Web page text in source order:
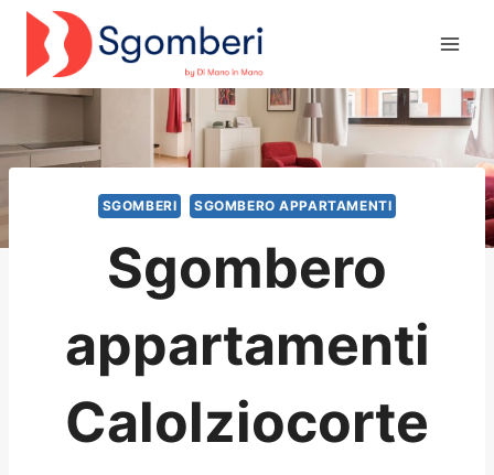
Salta
contenuto
SGOMBERI SGOMBERO APPARTAMENTI
Sgombero
appartamenti
Calolziocorte